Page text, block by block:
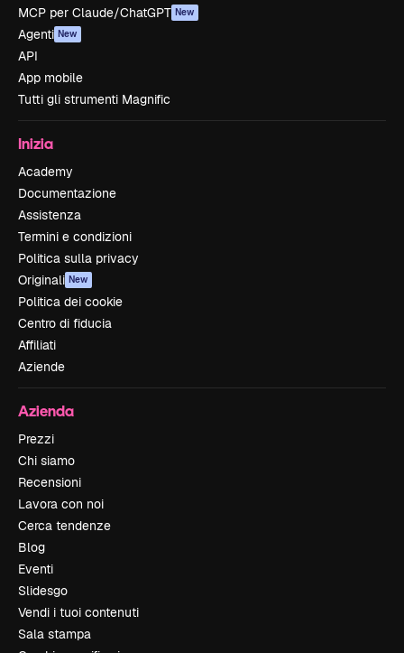
MCP per Claude/ChatGPT New
Agenti New
API
App mobile
Tutti gli strumenti Magnific
Inizia
Academy
Documentazione
Assistenza
Termini e condizioni
Politica sulla privacy
Originali New
Politica dei cookie
Centro di fiducia
Affiliati
Aziende
Azienda
Prezzi
Chi siamo
Recensioni
Lavora con noi
Cerca tendenze
Blog
Eventi
Slidesgo
Vendi i tuoi contenuti
Sala stampa